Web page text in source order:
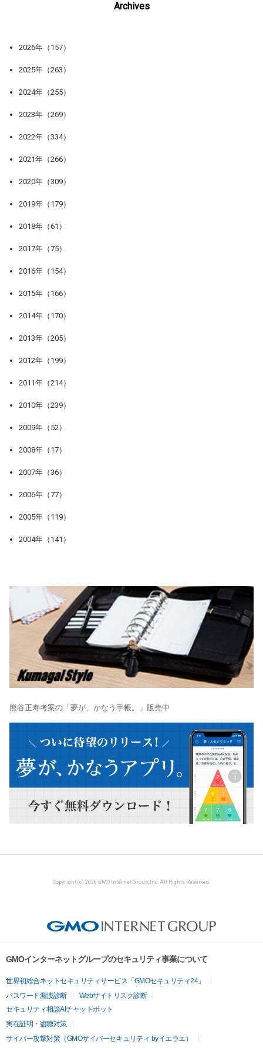
Archives
2026年（157）
2025年（263）
2024年（255）
2023年（269）
2022年（334）
2021年（266）
2020年（309）
2019年（179）
2018年（61）
2017年（75）
2016年（154）
2015年（166）
2014年（170）
2013年（205）
2012年（199）
2011年（214）
2010年（239）
2009年（52）
2008年（17）
2007年（36）
2006年（77）
2005年（119）
2004年（141）
熊谷正寿考案の「夢が、かなう手帳。」販売中
Copyright (c) 2026 GMO Internet Group, Inc. All Rights Reserved.
GMOインターネットグループのセキュリティ事業について
世界初総合ネットセキュリティサービス「GMOセキュリティ24」
パスワード漏洩診断
Webサイトリスク診断
セキュリティ相談AIチャットボット
実在証明・盗聴対策
サイバー攻撃対策（GMOサイバーセキュリティ byイエラエ）